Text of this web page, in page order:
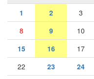
1
2 3
8
9 10
15
16 17
22
23 24